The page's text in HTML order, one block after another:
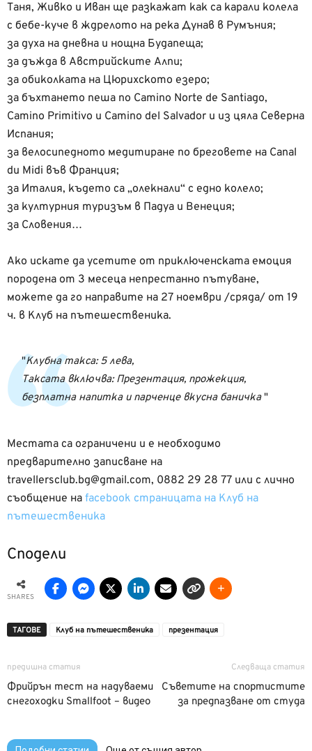
Таня, Живко и Иван ще разкажат как са карали колела
с бебе-куче в ждрелото на река Дунав в Румъния;
за духа на дневна и нощна Будапеща;
за дъжда в Австрийските Алпи;
за обиколката на Цюрихското езеро;
за бъхтането пеша по Camino Norte de Santiago,
Camino Primitivo и Camino del Salvador и из цяла Северна
Испания;
за велосипедното медитиране по бреговете на Canal
du Midi във Франция;
за Италия, където са „олекнали“ с едно колело;
за културния туризъм в Падуа и Венеция;
за Словения…
Ако искате да усетите от приключенската емоция
породена от 3 месеца непрестанно пътуване,
можете да го направите на 27 ноември /сряда/ от 19
ч. в Клуб на пътешественика.
Клубна такса: 5 лева,
Таксата включва: Презентация, прожекция,
безплатна напитка и парченце вкусна баничка
Местата са ограничени и е необходимо
предварително записване на
travellersclub.bg@gmail.com, 0882 29 28 77 или с лично
съобщение на facebook страницата на Клуб на
пътешественика
Сподели
SHARES
ТАГОВЕ Клуб на пътешественика презентация
предишна статия
Фрийрън тест на надуваеми
снегоходки Smallfoot – видео
Следваща статия
Съветите на спортистите
за предпазване от студа